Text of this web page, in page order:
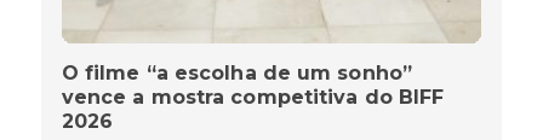
O filme “a escolha de um sonho”
vence a mostra competitiva do BIFF
2026